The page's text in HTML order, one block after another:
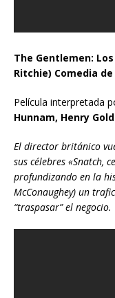
The Gentlemen:
Ritchie) Comedia
Película interpretada
Hunnam, Henry
El director británico
sus célebres «Snatch,
profundizando en la
McConaughey) un
“traspasar” el negocio.